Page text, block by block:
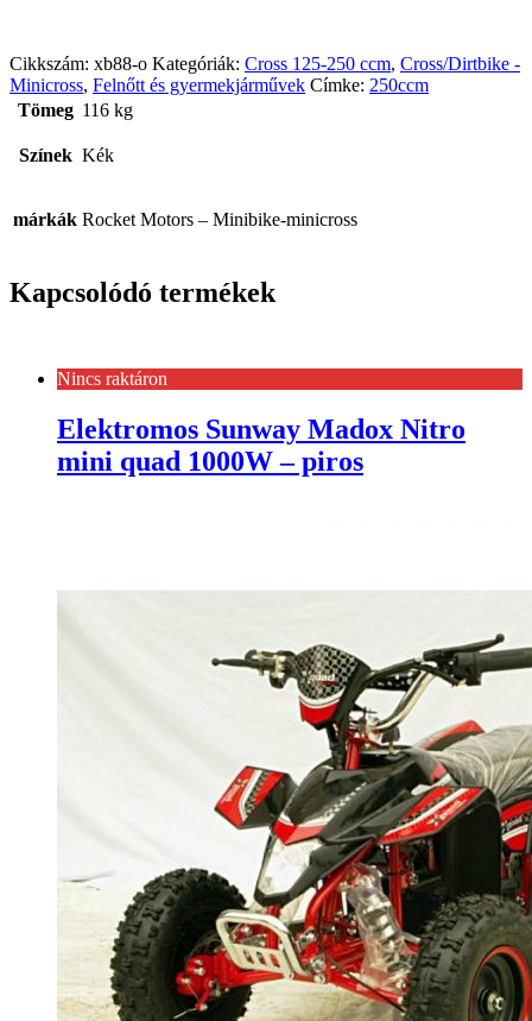
Cikkszám: xb88-o Kategóriák: Cross 125-250 ccm, Cross/Dirtbike -
Minicross, Felnőtt és gyermekjárművek Címke: 250ccm
Tömeg 116 kg
Színek Kék
márkák Rocket Motors – Minibike-minicross
Kapcsolódó termékek
Nincs raktáron
Elektromos Sunway Madox Nitro
mini quad 1000W – piros